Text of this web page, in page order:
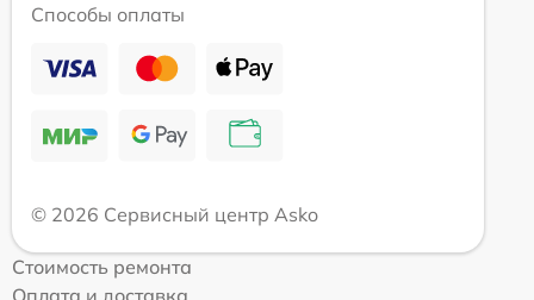
Способы оплаты
© 2026 Сервисный центр Asko
Стоимость ремонта
Оплата и доставка